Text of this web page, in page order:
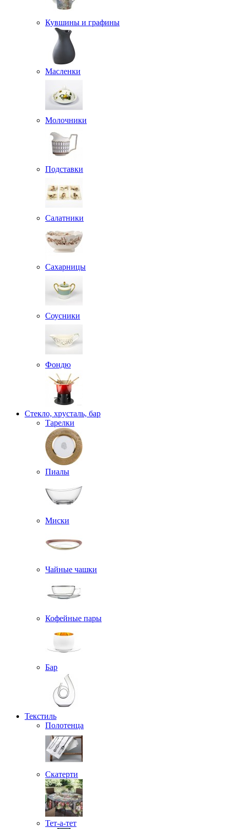
Кувшины и графины
Масленки
Молочники
Подставки
Салатники
Сахарницы
Соусники
Фондю
Стекло, хрусталь, бар
Тарелки
Пиалы
Миски
Чайные чашки
Кофейные пары
Бар
Текстиль
Полотенца
Скатерти
Тет-а-тет